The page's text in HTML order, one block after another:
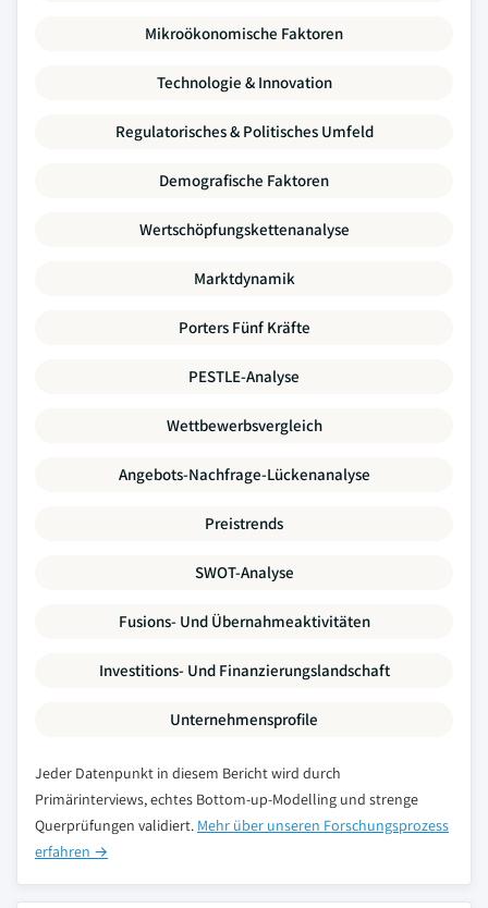
Mikroökonomische Faktoren
Technologie & Innovation
Regulatorisches & Politisches Umfeld
Demografische Faktoren
Wertschöpfungskettenanalyse
Marktdynamik
Porters Fünf Kräfte
PESTLE-Analyse
Wettbewerbsvergleich
Angebots-Nachfrage-Lückenanalyse
Preistrends
SWOT-Analyse
Fusions- Und Übernahmeaktivitäten
Investitions- Und Finanzierungslandschaft
Unternehmensprofile
Jeder Datenpunkt in diesem Bericht wird durch
Primärinterviews, echtes Bottom-up-Modelling und strenge
Querprüfungen validiert. Mehr über unseren Forschungsprozess
erfahren →